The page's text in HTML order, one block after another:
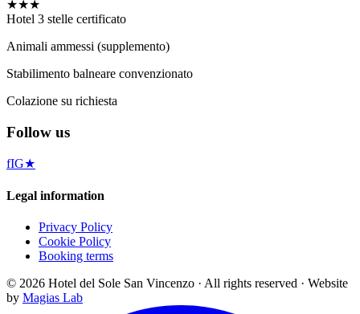
★★★
Hotel 3 stelle certificato
Animali ammessi (supplemento)
Stabilimento balneare convenzionato
Colazione su richiesta
Follow us
fIG★
Legal information
Privacy Policy
Cookie Policy
Booking terms
© 2026 Hotel del Sole San Vincenzo · All rights reserved · Website
by Magias Lab